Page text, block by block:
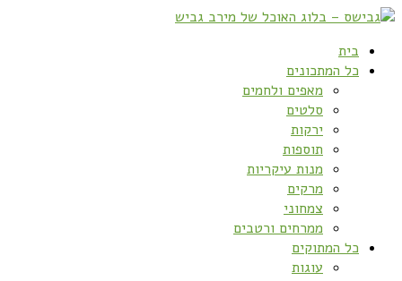
בית
כל המתכונים
מאפים ולחמים
סלטים
ירקות
תוספות
מנות עיקריות
מרקים
צמחוני
ממרחים ורטבים
כל המתוקים
עוגות